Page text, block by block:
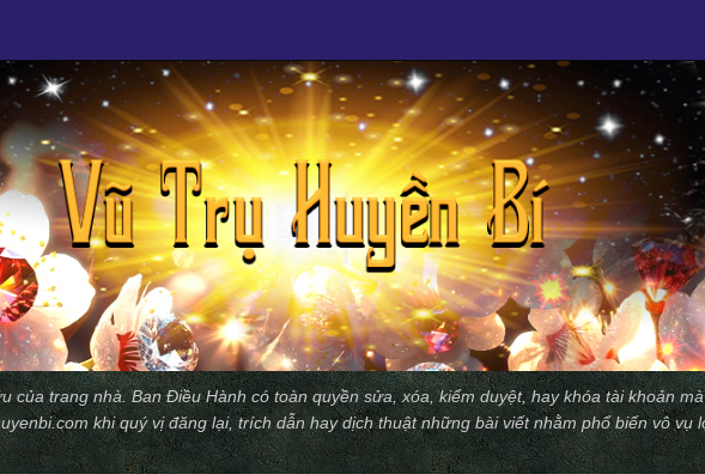
của trang nhà. Ban Ðiều Hành có toàn quyền sửa, xóa, kiểm duyệt, hay khóa tài khoản
khi quý vị đăng lại, trích dẫn hay dịch thuật những bài viết nhằm phổ biến vô vụ